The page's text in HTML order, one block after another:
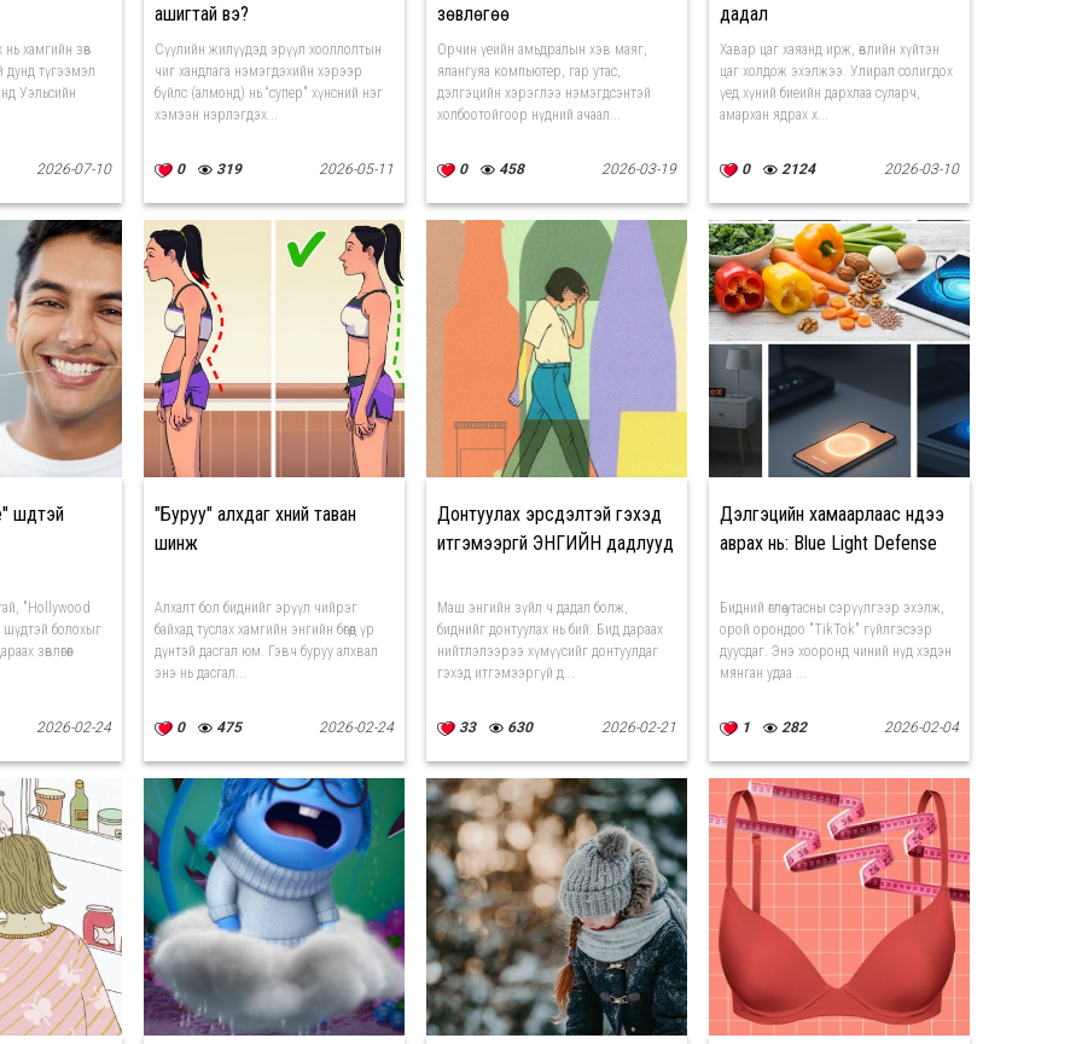
нь хамгийн зөв
дунд түгээмэл
Уэльсийн
2026-07-10
ашигтай вэ?
Сүүлийн жилүүдэд эрүүл хооллолтын
чиг хандлага нэмэгдэхийн хэрээр
бүйлс (алмонд) нь “супер" хүнсний нэг
хэмээн нэрлэгдэх...
0 319 2026-05-11
зөвлөгөө
Орчин үеийн амьдралын хэв маяг,
ялангуяа компьютер, гар утас,
дэлгэцийн хэрэглээ нэмэгдсэнтэй
холбоотойгоор нүдний ачаал...
0 458 2026-03-19
дадал
Хавар цаг хаяанд ирж, өвлийн хүйтэн
цаг холдож эхэлжээ. Улирал солигдох
үед хүний биеийн дархлаа суларч,
амархан ядрах х...
0 2124 2026-03-10
шүдтэй
"Hollywood
шүдтэй болохыг
зөвлөгөөг
2026-02-24
"Буруу" алхдаг хүний таван
шинж
Алхалт бол биднийг эрүүл чийрэг
байхад туслах хамгийн энгийн бөгөөд үр
дүнтэй дасгал юм. Гэвч буруу алхвал
энэ нь дасгал...
0 475 2026-02-24
Донтуулах эрсдэлтэй гэхэд
итгэмээргүй ЭНГИЙН дадлууд
Маш энгийн зүйл ч дадал болж,
биднийг донтуулах нь бий. Бид дараах
нийтлэлээрээ хүмүүсийг донтуулдаг
гэхэд итгэмээргүй д...
33 630 2026-02-21
Дэлгэцийн хамаарлаас нүдээ
аврах нь: Blue Light Defense
Бидний өглөө утасны сэрүүлгээр эхэлж,
орой орондоо "TikTok" гүйлгэсээр
дуусдаг. Энэ хооронд чиний нүд хэдэн
мянган удаа ...
1 282 2026-02-04